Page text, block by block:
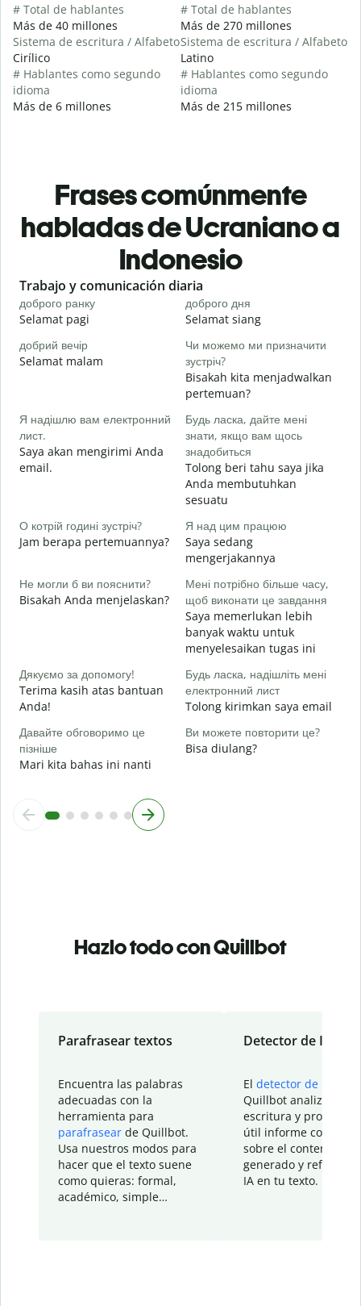
# Total de hablantes
Más de 40 millones
Sistema de escritura / Alfabeto
Cirílico
# Hablantes como segundo
idioma
Más de 6 millones
# Total de hablantes
Más de 270 millones
Sistema de escritura / Alfabeto
Latino
# Hablantes como segundo
idioma
Más de 215 millones
Frases comúnmente
habladas de Ucraniano a
Indonesio
Slide 1 of 6
Trabajo y comunicación diaria
доброго ранку
Selamat pagi
доброго дня
Selamat siang
добрий вечір
Selamat malam
Чи можемо ми призначити
зустріч?
Bisakah kita menjadwalkan
pertemuan?
Я надішлю вам електронний
лист.
Saya akan mengirimi Anda
email.
Будь ласка, дайте мені
знати, якщо вам щось
знадобиться
Tolong beri tahu saya jika
Anda membutuhkan
sesuatu
О котрій годині зустріч?
Jam berapa pertemuannya?
Я над цим працюю
Saya sedang
mengerjakannya
Не могли б ви пояснити?
Bisakah Anda menjelaskan?
Мені потрібно більше часу,
щоб виконати це завдання
Saya memerlukan lebih
banyak waktu untuk
menyelesaikan tugas ini
Дякуємо за допомогу!
Terima kasih atas bantuan
Anda!
Будь ласка, надішліть мені
електронний лист
Tolong kirimkan saya email
Давайте обговоримо це
пізніше
Mari kita bahas ini nanti
Ви можете повторити це?
Bisa diulang?
Hazlo todo con Quillbot
Parafrasear textos
Encuentra las palabras
adecuadas con la
herramienta para
parafrasear de Quillbot.
Usa nuestros modos para
hacer que el texto suene
como quieras: formal,
académico, simple…
Detector de IA
El detector de IA
Quillbot analiza tu
escritura y
útil informe con
sobre el contenido
generado y refinado
IA en tu texto.